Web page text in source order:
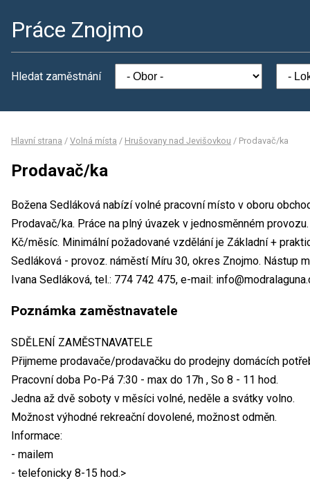
Práce Znojmo
Hledat zaměstnání
Hlavní strana / Volná místa / Hrušovany nad Jevišovkou / Prodavač/ka
Prodavač/ka
Božena Sedláková nabízí volné pracovní místo v oboru
Prodavač/ka. Práce na plný úvazek v jednosměnném
Kč/měsíc. Minimální požadované vzdělání je Základní +
Sedláková - provoz. náměstí Míru 30, okres Znojmo. Nástup
Ivana Sedláková, tel.: 774 742 475, e-mail:
Poznámka zaměstnavatele
SDĚLENÍ ZAMĚSTNAVATELE
Přijmeme prodavače/prodavačku do prodejny domácích
Pracovní doba Po-Pá 7:30 - max do 17h , So 8 - 11 hod.
Jedna až dvě soboty v měsíci volné, neděle a svátky volno.
Možnost výhodné rekreační dovolené, možnost odměn.
Informace:
- mailem
- telefonicky 8-15 hod.>